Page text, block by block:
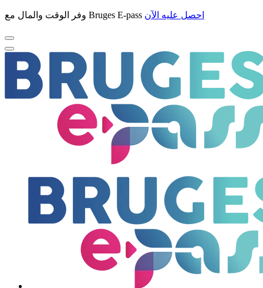
وفر الوقت والمال مع Bruges E-pass احصل عليه الآن